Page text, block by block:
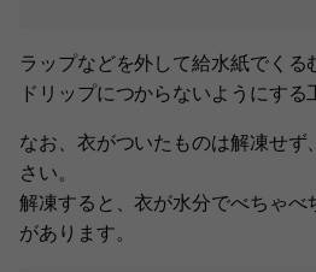
ラップなどを外して給水紙でくる
ドリップにつからないようにする
なお、衣がついたものは解凍せ
さい。
解凍すると、衣が水分でべちゃべ
があります。